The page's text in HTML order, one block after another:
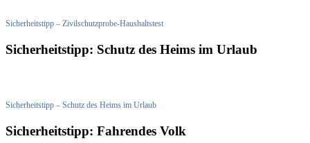
Sicherheitstipp – Zivilschutzprobe-Haushaltstest
Sicherheitstipp: Schutz des Heims im Urlaub
Sicherheitstipp – Schutz des Heims im Urlaub
Sicherheitstipp: Fahrendes Volk